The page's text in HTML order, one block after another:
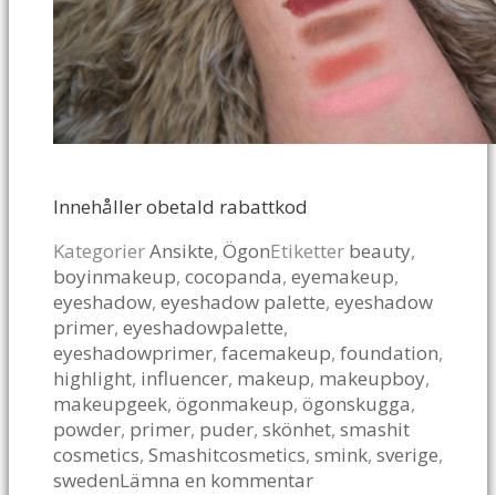
Innehåller obetald rabattkod
KategorierAnsikte, ÖgonEtiketter beauty,
boyinmakeup, cocopanda, eyemakeup,
eyeshadow, eyeshadow palette, eyeshadow
primer, eyeshadowpalette,
eyeshadowprimer, facemakeup, foundation,
highlight, influencer, makeup, makeupboy,
makeupgeek, ögonmakeup, ögonskugga,
powder, primer, puder, skönhet, smashit
cosmetics, Smashitcosmetics, smink, sverige,
swedenLämna en kommentar